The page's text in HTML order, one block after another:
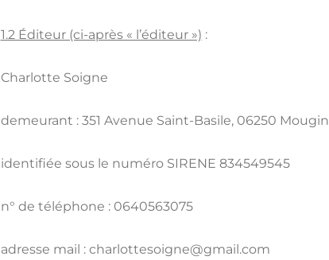
1.2 Éditeur (ci-après « l’éditeur ») :
Charlotte Soigne
demeurant : 351 Avenue Saint-Basile, 06250
identifiée sous le numéro SIRENE 834549545
n° de téléphone : 0640563075
adresse mail : charlottesoigne@gmail.com